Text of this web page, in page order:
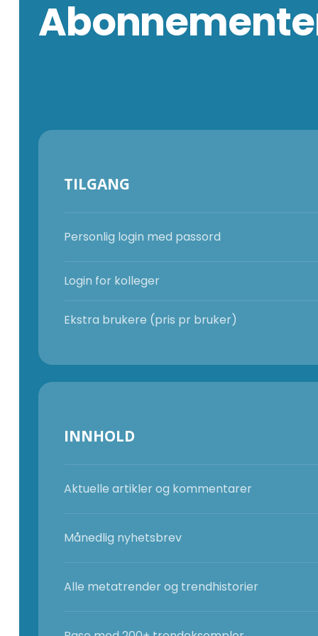
TILGANG
Personlig login med passord
Login for kolleger
Ekstra brukere (pris pr bruker)
INNHOLD
Aktuelle artikler og kommentarer
Månedlig nyhetsbrev
Alle metatrender og trendhistorier